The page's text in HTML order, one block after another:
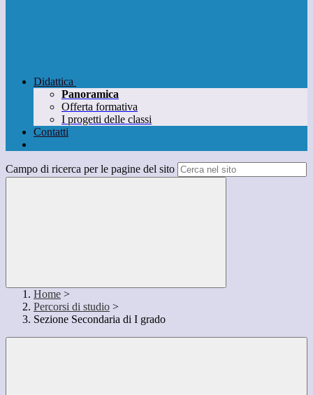
Didattica
Panoramica
Offerta formativa
I progetti delle classi
Contatti
Campo di ricerca per le pagine del sito
Home >
Percorsi di studio >
Sezione Secondaria di I grado